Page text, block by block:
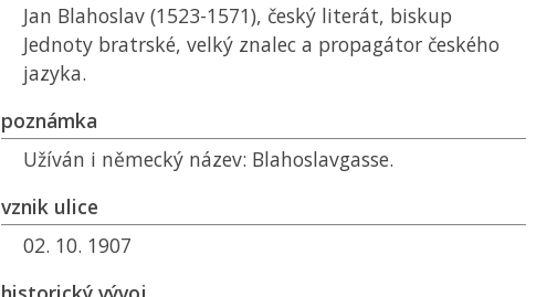
Jan Blahoslav (1523-1571), český literát, biskup
Jednoty bratrské, velký znalec a propagátor českého
jazyka.
poznámka
Užíván i německý název: Blahoslavgasse.
vznik ulice
02. 10. 1907